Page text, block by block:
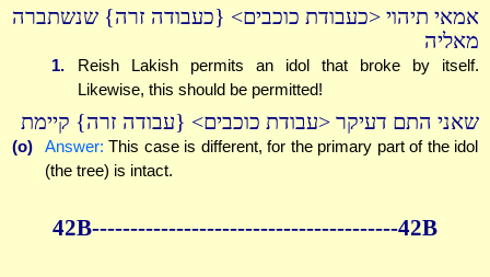
אמאי תיהוי <כעבודת כוכבים> {כעבודה זרה} שנשתברה
מאליה
1.
Reish Lakish permits an idol that broke by itself.
Likewise, this should be permitted!
שאני התם דעיקר <עבודת כוכבים> {עבודה זרה} קיימת
(o) Answer: This case is different, for the primary part of the idol
(the tree) is intact.
42B----------------------------------------42B